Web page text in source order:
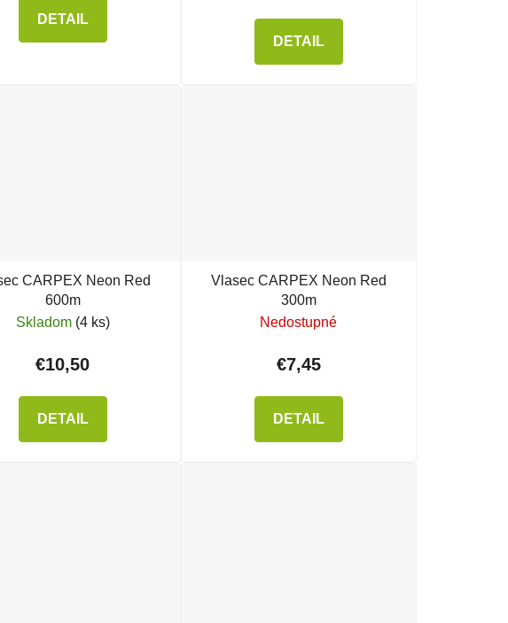
DETAIL
DETAIL
CARPEX Neon Red
600m
Skladom (4 ks)
€10,50
DETAIL
Vlasec CARPEX Neon Red
300m
Nedostupné
€7,45
DETAIL